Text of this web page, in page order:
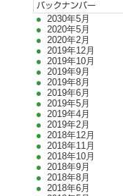
2030年5月
2020年5月
2020年2月
2019年12月
2019年10月
2019年9月
2019年8月
2019年6月
2019年5月
2019年4月
2019年2月
2018年12月
2018年11月
2018年10月
2018年9月
2018年8月
2018年6月